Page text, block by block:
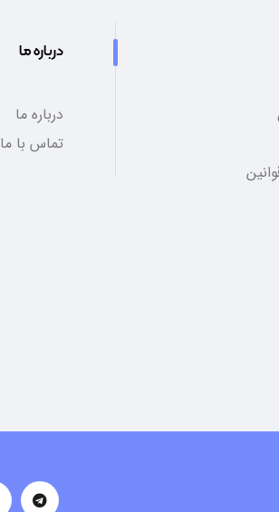
درباره ما
درباره ما
تماس با ما